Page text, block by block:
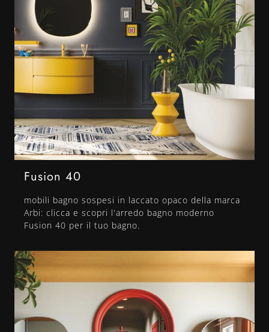
Fusion 40
mobili bagno sospesi in laccato opaco della marca
Arbi: clicca e scopri l'arredo bagno moderno
Fusion 40 per il tuo bagno.